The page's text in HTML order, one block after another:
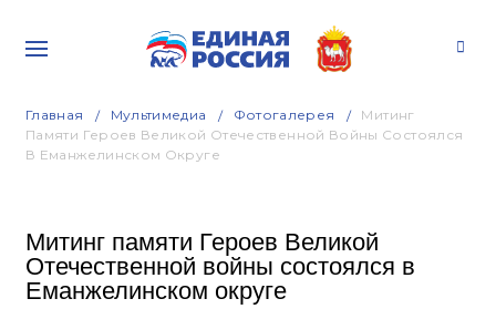
Главная Мультимедиа Фотогалерея
Митинг
Памяти Героев Великой Отечественной Войны Состоялся
В Еманжелинском Округе
Митинг памяти Героев Великой
Отечественной войны состоялся в
Еманжелинском округе